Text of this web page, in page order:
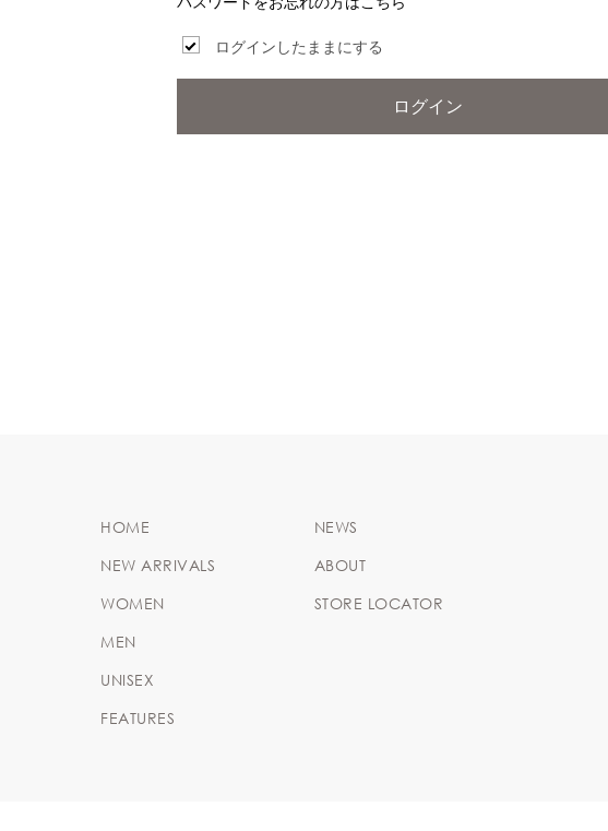
ログインしたままにする
ログイン
HOME
NEW ARRIVALS
WOMEN
MEN
UNISEX
FEATURES
NEWS
ABOUT
STORE LOCATOR